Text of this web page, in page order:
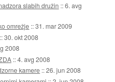
slabih družin ::6. avg
omrežje ::31. mar 2009
::30. okt 2008
2008
::4. avg 2008
kamere ::26. jun 2008